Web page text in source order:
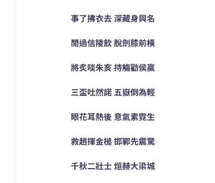
事了拂衣去 深藏身與名
閒過信陵飲 脫劍膝前橫
將炙啖朱亥 持觴勸侯贏
三盃吐然諾 五嶽倒為輕
眼花耳熱後 意氣素霓生
救趙揮金槌 邯鄲先震驚
千秋二壯士 烜赫大梁城